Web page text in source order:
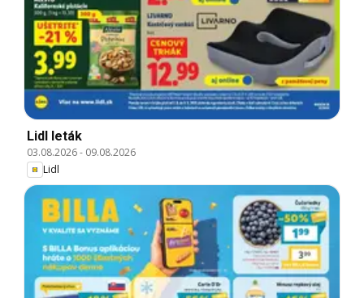
Lidl leták
03.08.2026- 09.08.2026
Lidl